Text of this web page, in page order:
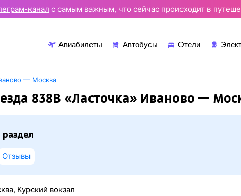
канал с самым важным, что сейчас происходит в
Авиабилеты Автобусы Отели
— Москва
838В «Ласточка» Иваново —
Отзывы
Курский вокзал